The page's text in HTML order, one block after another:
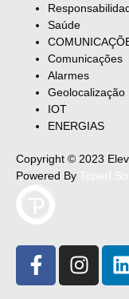
Saúde
Comunicações
Alarmes
Geolocalização
IOT
ENERGIAS
Copyright © 2023
Powered By